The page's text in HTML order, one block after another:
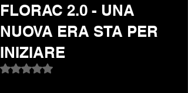
FLORAC 2.0 - UNA
NUOVA ERA STA PER
INIZIARE
Valutazione NaN stelle su 5.